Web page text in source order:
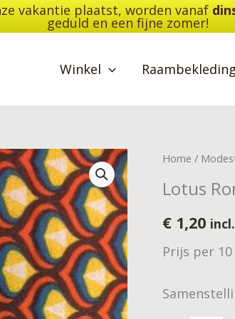
vakantie plaatst, worden vanaf
geduld en een fijne zomer!
Winkel Raambekleding
Home /
Lotus
€ 1,20
Prijs per
Lotus
aantal